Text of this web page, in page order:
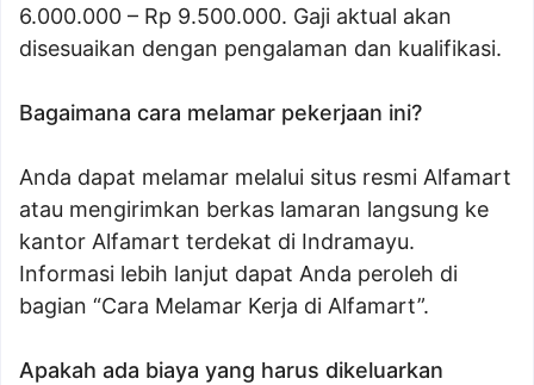
6.000.000 – Rp 9.500.000. Gaji aktual akan
disesuaikan dengan pengalaman dan kualifikasi.
Bagaimana cara melamar pekerjaan ini?
Anda dapat melamar melalui situs resmi Alfamart
atau mengirimkan berkas lamaran langsung ke
kantor Alfamart terdekat di Indramayu.
Informasi lebih lanjut dapat Anda peroleh di
bagian “Cara Melamar Kerja di Alfamart”.
Apakah ada biaya yang harus dikeluarkan